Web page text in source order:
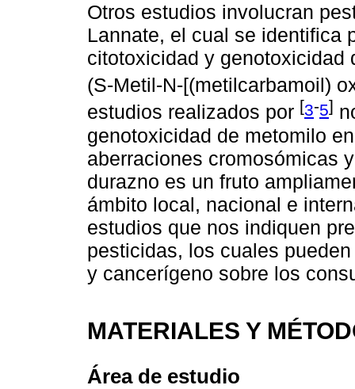
Otros estudios involucran
Lannate, el cual se identifica
citotoxicidad y genotoxicidad
(S-Metil-N-[(metilcarbamoil)
estudios realizados por [3-5]
genotoxicidad de metomilo
aberraciones cromosómicas
durazno es un fruto
ámbito local, nacional e
estudios que nos indiquen
pesticidas, los cuales
y cancerígeno sobre los
MATERIALES Y
Área de estudio